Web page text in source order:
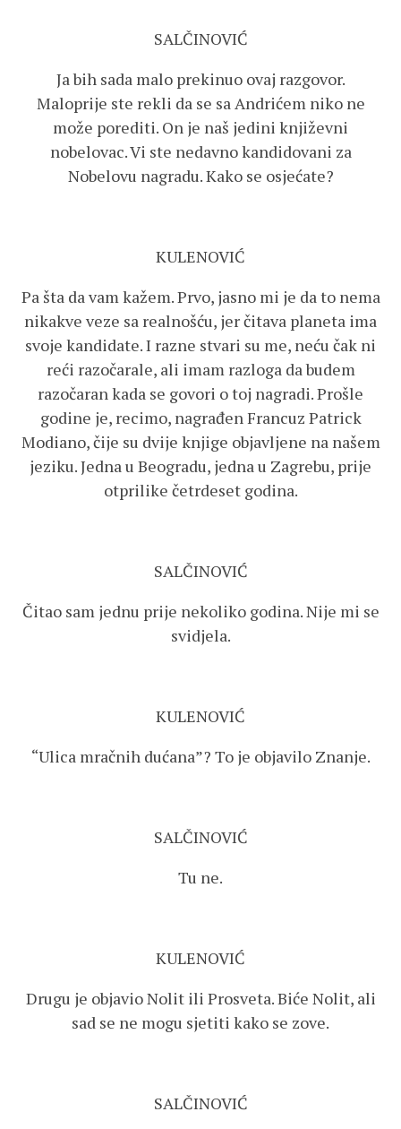
SALČINOVIĆ
Ja bih sada malo prekinuo ovaj razgovor.
Maloprije ste rekli da se sa Andrićem niko ne
može porediti. On je naš jedini književni
nobelovac. Vi ste nedavno kandidovani za
Nobelovu nagradu. Kako se osjećate?
KULENOVIĆ
Pa šta da vam kažem. Prvo, jasno mi je da to nema
nikakve veze sa realnošću, jer čitava planeta ima
svoje kandidate. I razne stvari su me, neću čak ni
reći razočarale, ali imam razloga da budem
razočaran kada se govori o toj nagradi. Prošle
godine je, recimo, nagrađen Francuz Patrick
Modiano, čije su dvije knjige objavljene na našem
jeziku. Jedna u Beogradu, jedna u Zagrebu, prije
otprilike četrdeset godina.
SALČINOVIĆ
Čitao sam jednu prije nekoliko godina. Nije mi se
svidjela.
KULENOVIĆ
“Ulica mračnih dućana”? To je objavilo Znanje.
SALČINOVIĆ
Tu ne.
KULENOVIĆ
Drugu je objavio Nolit ili Prosveta. Biće Nolit, ali
sad se ne mogu sjetiti kako se zove.
SALČINOVIĆ